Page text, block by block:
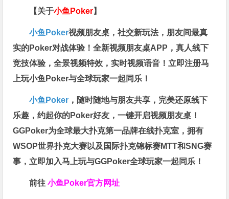
【关于小鱼Poker】
小鱼Poker视频朋友桌，社交新玩法，朋友间最真
实的Poker对战体验！全新视频朋友桌APP，真人线下
竞技体验，全景视频特效，实时视频语音！立即注册马
上玩小鱼Poker与全球玩家一起同乐！
小鱼Poker ，随时随地与朋友共享，完美还原线下
乐趣，约起你的Poker好友，一键开启视频朋友桌！
GGPoker为全球最大扑克第一品牌在线扑克室，拥有
WSOP世界扑克大赛以及国际扑克锦标赛MTT和SNG赛
事，立即加入马上玩与GGPoker全球玩家一起同乐！
前往小鱼Poker官方网址